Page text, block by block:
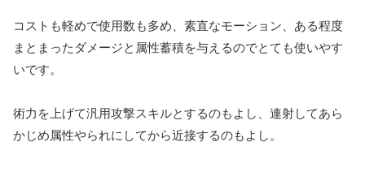
コストも軽めで使用数も多め、素直なモーション、ある程度
まとまったダメージと属性蓄積を与えるのでとても使いやす
いです。
術力を上げて汎用攻撃スキルとするのもよし、連射してあら
かじめ属性やられにしてから近接するのもよし。